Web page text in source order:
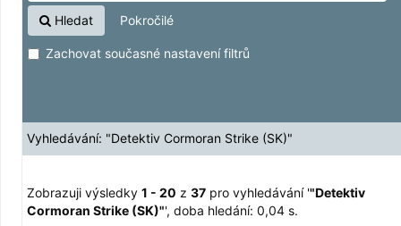
Hledat Pokročilé
Zachovat současné nastavení filtrů
Vyhledávání: "Detektiv Cormoran Strike (SK)"
Zobrazuji výsledky 1 - 20 z 37 pro vyhledávání '"Detektiv
Cormoran Strike (SK)"', doba hledání: 0,04 s.